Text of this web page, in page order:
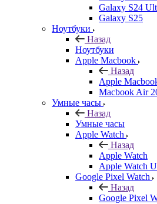
Galaxy S24
Galaxy S25
Ноутбуки
Назад
Ноутбуки
Apple Macbook
Назад
Apple
Macbook Air
Умные часы
Назад
Умные часы
Apple Watch
Назад
Apple Watch
Apple Watch
Google Pixel Watch
Назад
Google Pixel